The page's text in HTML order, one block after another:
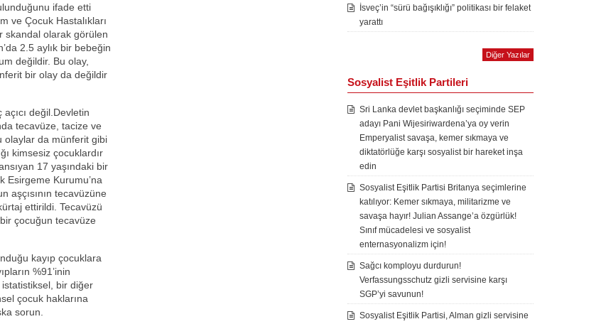
ifade etti
ve Çocuk Hastalıkları
skandal olarak görülen
2.5 aylık bir bebeğin
değildir. Bu olay,
bir olay da değildir
değil.Devletin
tecavüze, tacize ve
olaylar da münferit gibi
kimsesiz çocuklardır
17 yaşındaki bir
Esirgeme Kurumu’na
aşçısının tecavüzüne
ettirildi. Tecavüzü
çocuğun tecavüze
kayıp çocuklara
%91’inin
bir diğer
çocuk haklarına
sorun.
İsveç’in “sürü bağışıklığı” politikası bir felaket
yarattı
Diğer Yazılar
Sosyalist Eşitlik Partileri
Sri Lanka devlet başkanlığı seçiminde SEP
adayı Pani Wijesiriwardena’ya oy verin
Emperyalist savaşa, kemer sıkmaya ve
diktatörlüğe karşı sosyalist bir hareket inşa
edin
Sosyalist Eşitlik Partisi Britanya seçimlerine
katılıyor: Kemer sıkmaya, militarizme ve
savaşa hayır! Julian Assange’a özgürlük!
Sınıf mücadelesi ve sosyalist
enternasyonalizm için!
Sağcı komployu durdurun!
Verfassungsschutz gizli servisine karşı
SGP’yi savunun!
Sosyalist Eşitlik Partisi, Alman gizli servisine